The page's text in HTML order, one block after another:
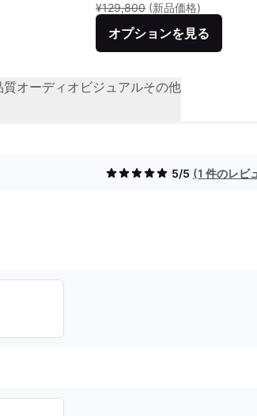
¥129,800 (新品価格)
オプションを見る
質オーディオビジュアルその他
5/5 (1 件のレビ